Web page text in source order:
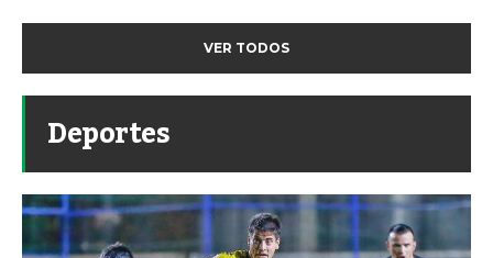
VER TODOS
Deportes